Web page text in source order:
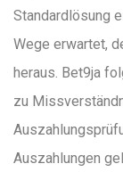
Standardlösung
Wege erwartet,
heraus. Bet9ja
zu
Auszahlungen